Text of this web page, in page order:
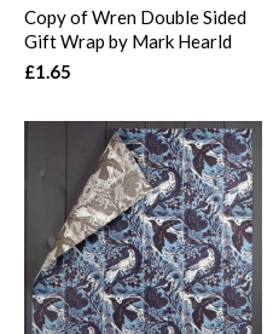
Copy of Wren Double Sided
Gift Wrap by Mark Hearld
£1.65